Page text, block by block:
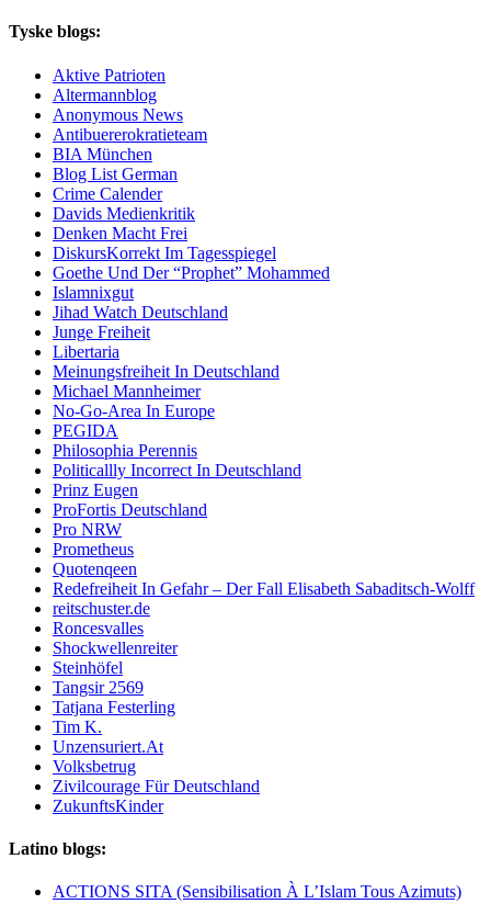
Tyske blogs:
Aktive Patrioten
Altermannblog
Anonymous News
Antibuererokratieteam
BIA München
Blog List German
Crime Calender
Davids Medienkritik
Denken Macht Frei
DiskursKorrekt Im Tagesspiegel
Goethe Und Der “Prophet” Mohammed
Islamnixgut
Jihad Watch Deutschland
Junge Freiheit
Libertaria
Meinungsfreiheit In Deutschland
Michael Mannheimer
No-Go-Area In Europe
PEGIDA
Philosophia Perennis
Politicallly Incorrect In Deutschland
Prinz Eugen
ProFortis Deutschland
Pro NRW
Prometheus
Quotenqeen
Redefreiheit In Gefahr – Der Fall Elisabeth Sabaditsch-Wolff
reitschuster.de
Roncesvalles
Shockwellenreiter
Steinhöfel
Tangsir 2569
Tatjana Festerling
Tim K.
Unzensuriert.At
Volksbetrug
Zivilcourage Für Deutschland
ZukunftsKinder
Latino blogs:
ACTIONS SITA (Sensibilisation À L’Islam Tous Azimuts)